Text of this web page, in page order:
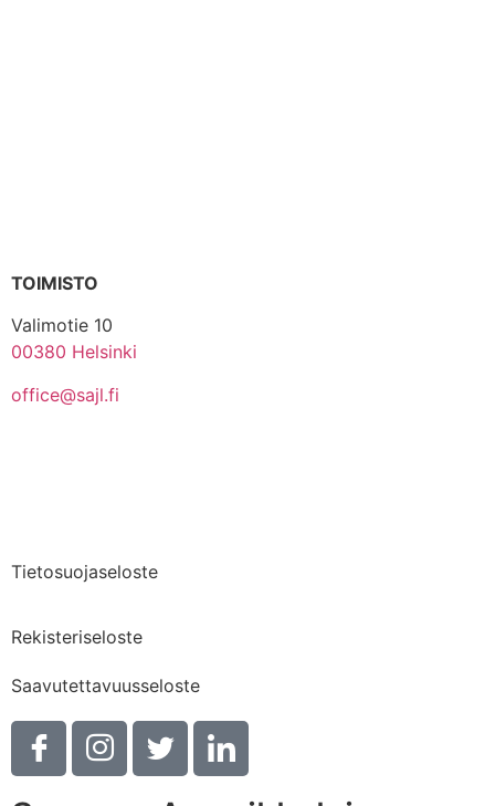
TOIMISTO
Valimotie 10
00380 Helsinki
office@sajl.fi
Tietosuojaseloste
Rekisteriseloste
Saavutettavuusseloste